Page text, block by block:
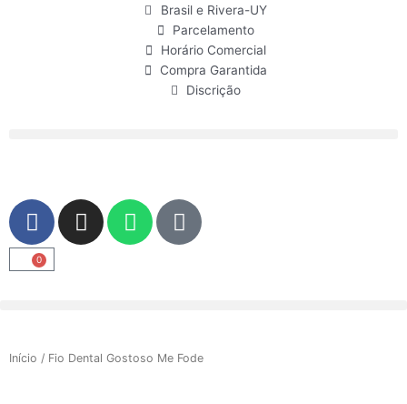
Brasil e Rivera-UY
Parcelamento
Horário Comercial
Compra Garantida
Discrição
F
a
c
e
o
k
I
n
a
W
h
p
U
s
0
Carrinho
Início / Fio Dental Gostoso Me Fode